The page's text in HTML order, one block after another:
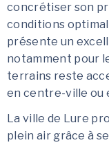
concrétiser son
conditions
présente un
notamment pour
terrains reste
en centre-ville ou
La ville de Lure
plein air grâce à